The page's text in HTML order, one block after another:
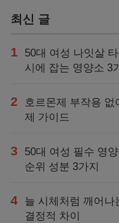
최신 글
1
50대 여성 나잇살
시에 잡는 영양소 3
2
호르몬제 부작용 없
제 가이드
3
50대 여성 필수 영
순위 성분 3가지
4
늘 시체처럼 깨어나
결정적 차이